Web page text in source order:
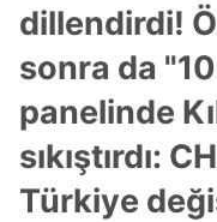
dillendirdi!
sonra da
panelinde
sıkıştırdı:
Türkiye